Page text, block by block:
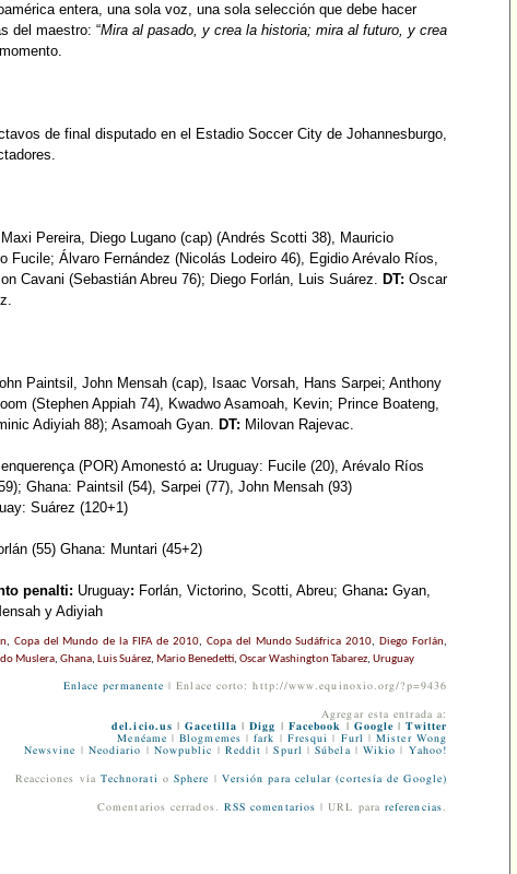
entera, una sola voz, una sola selección que debe hacer
del maestro: “Mira al pasado, y crea la historia; mira al futuro, y crea
de final disputado en el Estadio Soccer City de Johannesburgo,
Pereira, Diego Lugano (cap) (Andrés Scotti 38), Mauricio
Fucile; Álvaro Fernández (Nicolás Lodeiro 46), Egidio Arévalo Ríos,
Cavani (Sebastián Abreu 76); Diego Forlán, Luis Suárez. DT: Oscar
Paintsil, John Mensah (cap), Isaac Vorsah, Hans Sarpei; Anthony
(Stephen Appiah 74), Kwadwo Asamoah, Kevin; Prince Boateng,
Adiyiah 88); Asamoah Gyan. DT: Milovan Rajevac.
(POR) Amonestó a: Uruguay: Fucile (20), Arévalo Ríos
Ghana: Paintsil (54), Sarpei (77), John Mensah (93)
Suárez (120+1)
(55) Ghana: Muntari (45+2)
penalti: Uruguay: Forlán, Victorino, Scotti, Abreu; Ghana: Gyan,
y Adiyiah
, Copa del Mundo de la FIFA de 2010, Copa del Mundo Sudáfrica 2010,Diego Forlán,
Muslera, Ghana, Luis Suárez, Mario Benedetti, Oscar Washington Tabarez, Uruguay
Enlace permanente | Enlace corto: http://www.equinoxio.org/?p=9436
Agregar esta entrada a:
del.icio.us |Gacetilla |Digg Facebook Google |Twitter
Menéame |Blogmemes |fark Fresqui Furl |Mister Wong
Newsvine
Neodiario Nowpublic Reddit |Spurl |Súbela| Wikio Yahoo!
Reacciones vía Technorati o Sphere Versión para celular (cortesía de Google)
Comentarios cerrados. RSS comentarios | URL parareferencias.